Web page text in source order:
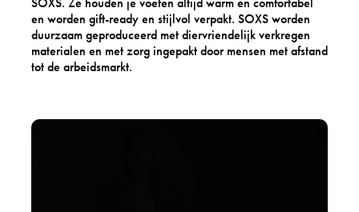
en worden gift-ready en stijlvol verpakt. SOXS worden
duurzaam geproduceerd met diervriendelijk verkregen
materialen en met zorg ingepakt door mensen met afstand
tot de arbeidsmarkt.